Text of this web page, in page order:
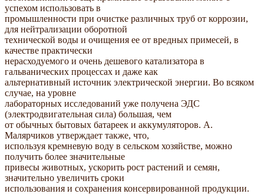
успехом использовать в
промышленности при очистке различных труб от коррозии,
для нейтрализации оборотной
технической воды и очищения ее от вредных примесей, в
качестве практически
нерасходуемого и очень дешевого катализатора в
гальванических процессах и даже как
альтернативный источник электрической энергии. Во всяком
случае, на уровне
лабораторных исследований уже получена ЭДС
(электродвигательная сила) большая, чем
от обычных бытовых батареек и аккумуляторов. А.
Малярчиков утверждает также, что,
используя кремневую воду в сельском хозяйстве, можно
получить более значительные
привесы животных, ускорить рост растений и семян,
значительно увеличить сроки
использования и сохранения консервированной продукции.